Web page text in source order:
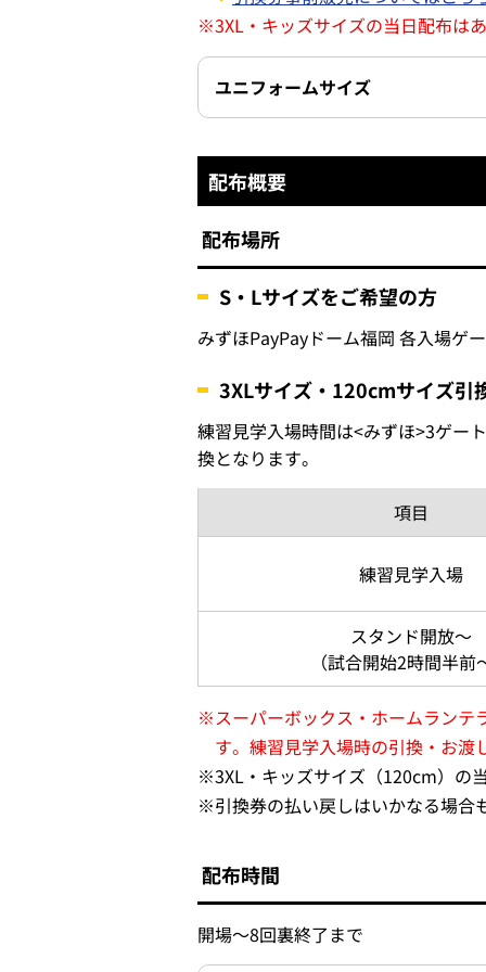
※3XL・キッズサイズの当日配布は
ユニフォームサイズ
配布概要
配布場所
S・Lサイズをご希望の方
みずほPayPayドーム福岡 各入場ゲ
3XLサイズ・120cmサイズ引
練習見学入場時間は<みずほ>3ゲー
換となります。
項目
練習見学入場
スタンド開放～
（試合開始2時間半前
※スーパーボックス・ホームラン
す。練習見学入場時の引換・お
※3XL・キッズサイズ（120cm）の
※引換券の払い戻しはいかなる場合
配布時間
開場～8回裏終了まで